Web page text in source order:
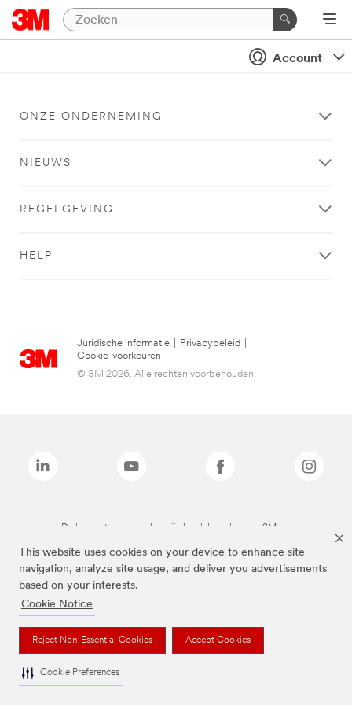
This website uses cookies on your device to enhance site
navigation, analyze site usage, and deliver you advertisements
based on your interests.
Cookie Notice
Reject Non-Essential Cookies Accept Cookies
Cookie Preferences
Account
ONZE ONDERNEMING
NIEUWS
REGELGEVING
HELP
Juridische informatie Privacybeleid
Cookie-voorkeuren
© 3M 2026. Alle rechten voorbehouden.
De bovenstaande merken zijn handelsmerken van 3M.we